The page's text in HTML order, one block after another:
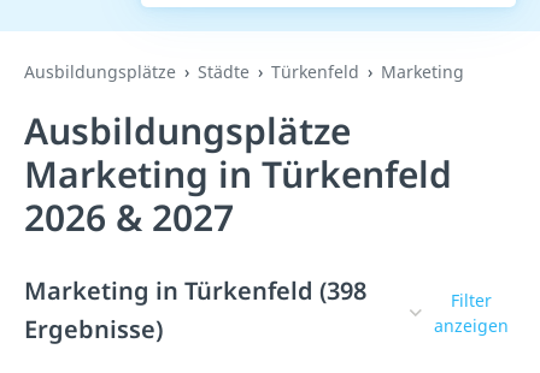
Ausbildungsplätze Städte Türkenfeld Marketing
Ausbildungsplätze
Marketing in Türkenfeld
2026 & 2027
Marketing in Türkenfeld (398
Ergebnisse)
Filter
anzeigen